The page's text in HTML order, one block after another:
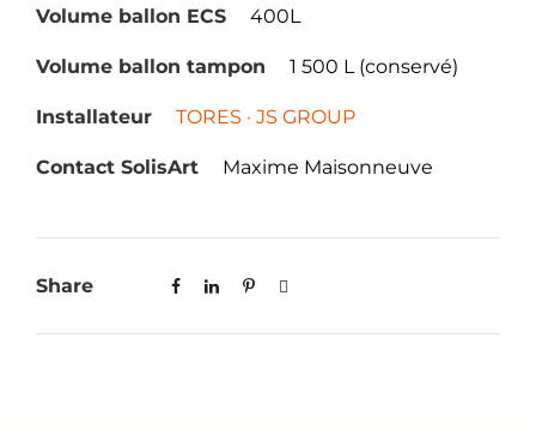
Volume ballon ECS 400L
Volume ballon tampon 1 500 L (conservé)
Installateur TORES · JS GROUP
Contact SolisArt Maxime Maisonneuve
Share